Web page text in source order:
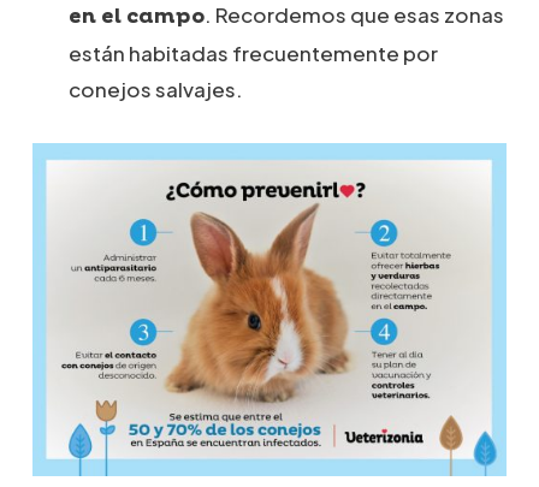
en el campo. Recordemos que esas zonas
están habitadas frecuentemente por
conejos salvajes.